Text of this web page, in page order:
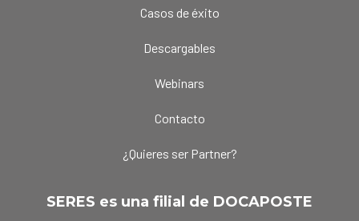
Casos de éxito
Descargables
Webinars
Contacto
¿Quieres ser Partner?
SERES es una filial de DOCAPOSTE